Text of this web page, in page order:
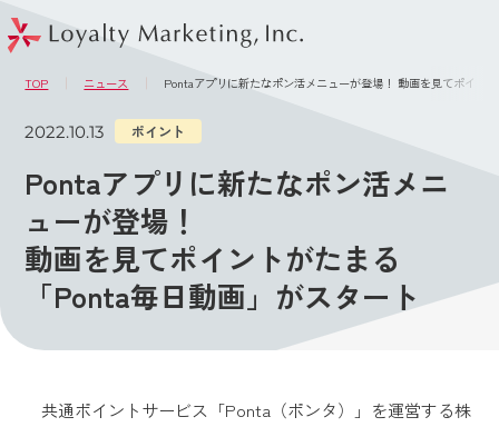
TOP ニュース Pontaアプリに新たなポン活メニューが登場！ 動画を見てポイン
2022.10.13 ポイント
Pontaアプリに新たなポン活メニ
ューが登場！
動画を見てポイントがたまる
「Ponta毎日動画」がスタート
共通ポイントサービス「Ponta（ポンタ）」を運営する株